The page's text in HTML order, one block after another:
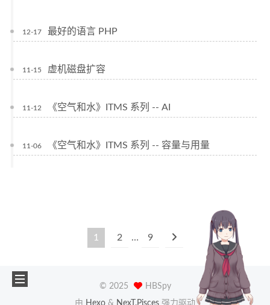
12-17 最好的语言 PHP
11-15 虚机磁盘扩容
11-12 《空气和水》ITMS 系列 -- AI
11-06 《空气和水》ITMS 系列 -- 容量与用量
1 2 … 9
© 2025
HBSpy
由 Hexo & NexT.Pisces 强力驱动